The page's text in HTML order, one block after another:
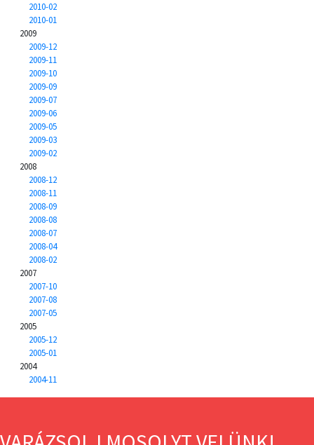
2010-02
2010-01
2009
2009-12
2009-11
2009-10
2009-09
2009-07
2009-06
2009-05
2009-03
2009-02
2008
2008-12
2008-11
2008-09
2008-08
2008-07
2008-04
2008-02
2007
2007-10
2007-08
2007-05
2005
2005-12
2005-01
2004
2004-11